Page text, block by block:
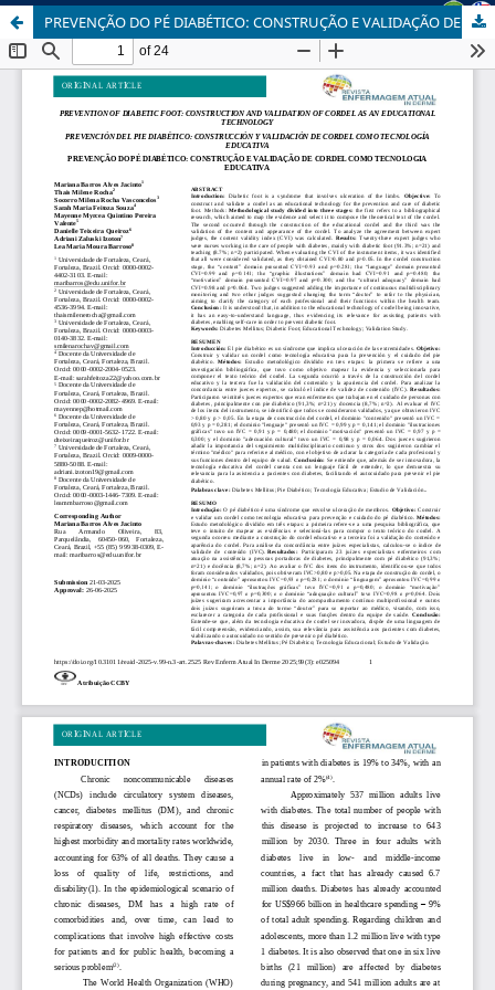
PREVENÇÃO DO PÉ DIABÉTICO: CONSTRUÇÃO E VALIDAÇÃO DE CORDEL COMO TECNOLOGIA EDUCATIVA